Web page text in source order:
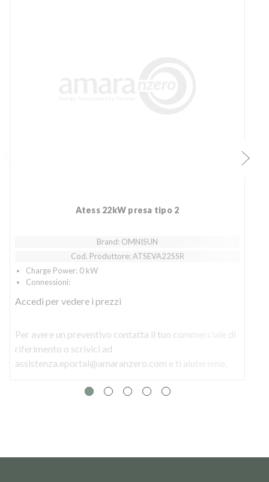
Atess 22kW presa tipo 2
Brand: OMNISUN
Cod. Produttore: ATSEVA22SSR
Charge Power: 0 kW
Connessioni:
Accedi per vedere i prezzi
Per avere un preventivo contatta il tuo commerciale di
riferimento o scrivici ad
assistenza.eportal@amaranzero.com e ti aiuteremo.